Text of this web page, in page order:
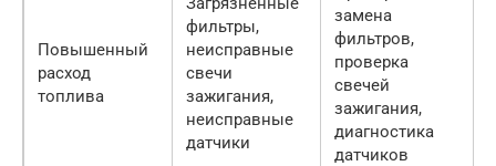
Повышенный
расход
топлива
фильтры,
неисправные
свечи
зажигания,
неисправные
датчики
замена
фильтров,
проверка
свечей
зажигания,
диагностика
датчиков